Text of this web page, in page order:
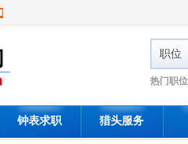
职位
热门职
钟表求职 猎头服务